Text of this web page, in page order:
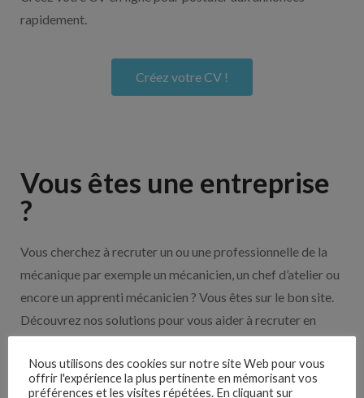
rapidement.
Créez votre CV !
Vous êtes une entreprise
?
Vous cherchez à recruter un ou une professionnelle de la
mécanique par exemple un mécanicien, un chef d’atelier ou
encore un apprenti mécanicien ? Vous êtes sur le bon site.
Découvrez nos solutions pour vous aider à recruter en
Nous utilisons des cookies sur notre site Web pour vous
offrir l'expérience la plus pertinente en mémorisant vos
préférences et les visites répétées. En cliquant sur